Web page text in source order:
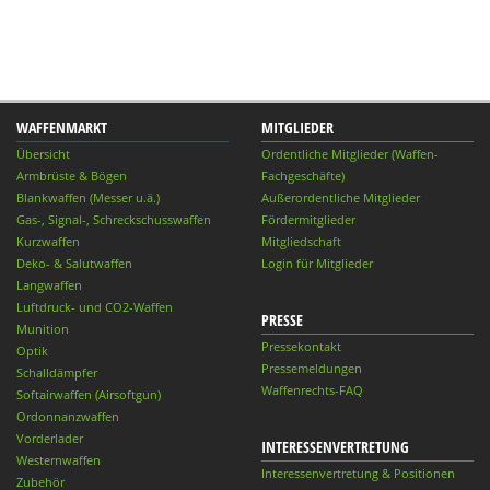
WAFFENMARKT
Übersicht
Armbrüste & Bögen
Blankwaffen (Messer u.ä.)
Gas-, Signal-, Schreckschusswaffen
Kurzwaffen
Deko- & Salutwaffen
Langwaffen
Luftdruck- und CO2-Waffen
Munition
Optik
Schalldämpfer
Softairwaffen (Airsoftgun)
Ordonnanzwaffen
Vorderlader
Westernwaffen
Zubehör
MITGLIEDER
Ordentliche Mitglieder (Waffen-
Fachgeschäfte)
Außerordentliche Mitglieder
Fördermitglieder
Mitgliedschaft
Login für Mitglieder
PRESSE
Pressekontakt
Pressemeldungen
Waffenrechts-FAQ
INTERESSENVERTRETUNG
Interessenvertretung & Positionen